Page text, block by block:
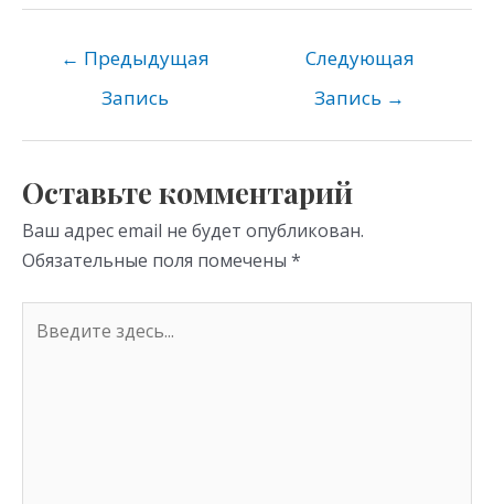
o
kl
as
ni
ki
gr
a
m p
← Предыдущая
Запись
Следующая
Запись →
Оставьте комментарий
Ваш адрес email не будет опубликован.
Обязательные поля помечены *
здесь...